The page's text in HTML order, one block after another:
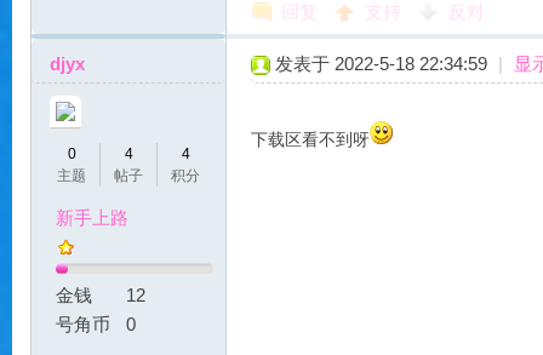
回复 支持 反对
djyx
0
主题
4
帖子
4
积分
新手上路
金钱
12
号角币
0
发表于 2022-5-18 22:34:59 | 显
下载区看不到呀